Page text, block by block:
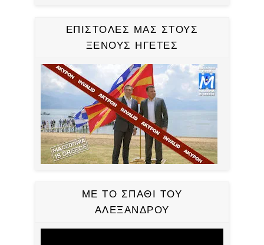
ΕΠΙΣΤΟΛΕΣ ΜΑΣ ΣΤΟΥΣ
ΞΕΝΟΥΣ ΗΓΕΤΕΣ
ΜΕ ΤΟ ΣΠΑΘΙ ΤΟΥ
ΑΛΕΞΑΝΔΡΟΥ